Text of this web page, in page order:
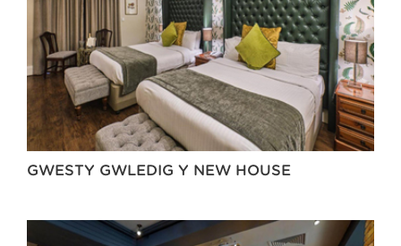
GWESTY GWLEDIG Y NEW HOUSE